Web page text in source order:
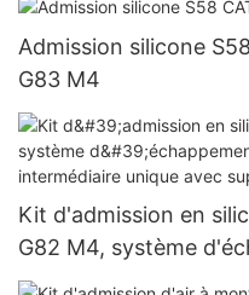
Admission silicone
G83 M4
Kit d'admission en
G82 M4, système
tube intermédiaire